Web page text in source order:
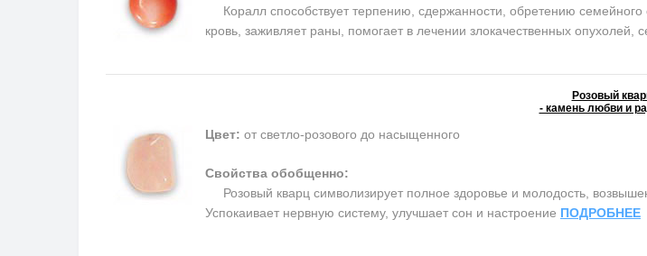
Коралл способствует терпению, сдержанности, обретению семейного
кровь, заживляет раны, помогает в лечении злокачественных опухолей,
Розовый
- камень любви и
Цвет: от светло-розового до насыщенного
Свойства обобщенно:
Розовый кварц символизирует полное здоровье и молодость,
Успокаивает нервную систему, улучшает сон и настроение ПОДРОБНЕЕ